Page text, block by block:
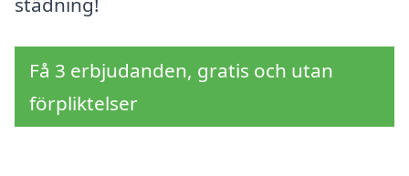
Få 3 erbjudanden, gratis och utan
förpliktelser